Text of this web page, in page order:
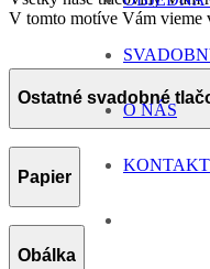
O NÁS
KONTAKT
V tomto motíve Vám vieme
Ostatné svadobné
Papier
Obálka